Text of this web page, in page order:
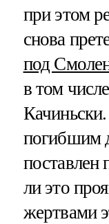
при этом
снова
под
в том
погибшим
поставлен
ли это
жертвами